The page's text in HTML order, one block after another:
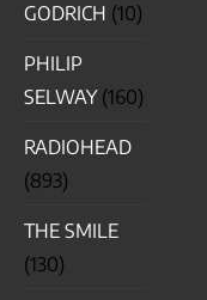
GODRICH (10)
PHILIP
SELWAY(160)
RADIOHEAD
(893)
THE SMILE
(130)